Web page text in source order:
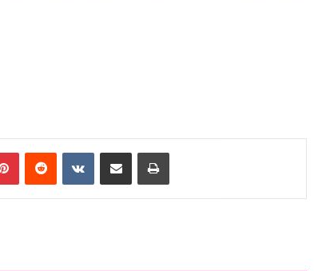
PinterestReddit VKontakte
Share via Email Print